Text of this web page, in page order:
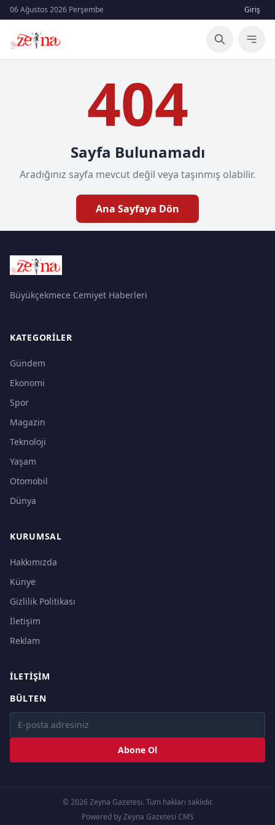
06 Ağustos 2026 Perşembe Giriş
404
Sayfa Bulunamadı
Aradığınız sayfa mevcut değil veya taşınmış olabilir.
Ana Sayfaya Dön
Büyükçekmece Cemiyet Haberleri
KATEGORILER
Gündem
Ekonomi
Spor
Magazin
Teknoloji
Yaşam
Otomobil
Dünya
KURUMSAL
Hakkımızda
Künye
Gizlilik Politikası
İletişim
Reklam
İLETIŞIM
BÜLTEN
Abone Ol
© 2026 Zeyna Gazetesi. Tüm hakları saklıdır.
Powered by Zeyna Gazetesi CMS